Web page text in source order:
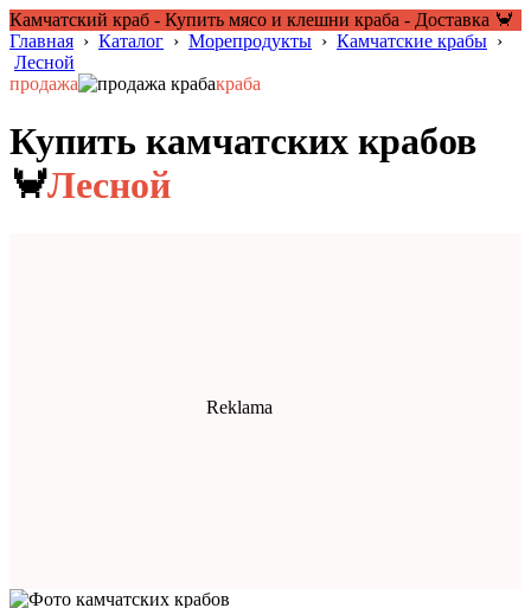
Камчатский краб - Купить мясо и клешни краба - Доставка 🦀
Главная › Каталог › Морепродукты › Камчатские крабы ›
Лесной
продажа
краба
Купить камчатских крабов
🦀Лесной